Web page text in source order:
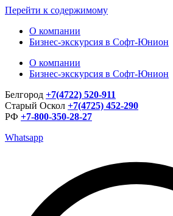
Перейти к содержимому
О компании
Бизнес-экскурсия в Софт-Юнион
О компании
Бизнес-экскурсия в Софт-Юнион
Белгород +7(4722) 520-911
Старый Оскол +7(4725) 452-290
РФ +7-800-350-28-27
Whatsapp